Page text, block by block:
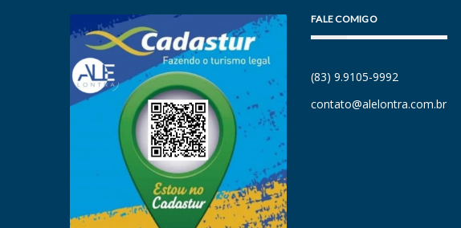
FALE COMIGO
(83) 9.9105-9992
contato@alelontra.com.br